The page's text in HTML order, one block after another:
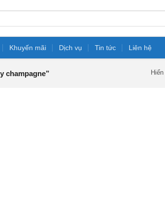
Khuyến mãi Dịch vụ Tin tức Liên hệ
champagne”